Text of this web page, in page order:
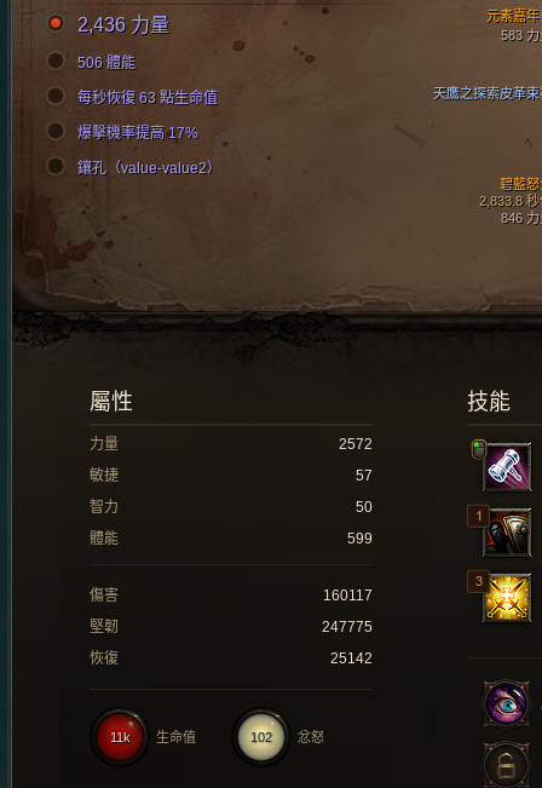
天鷹之探索皮革束
碧藍怒
2,833.8 秒
846 力
元素嘉年
583 力
2,436 力量
506 體能
每秒恢復 63 點生命值
爆擊機率提高 17%
鑲孔（value-value2）
技能
屬性
力量
2572
敏捷
57
智力
50
體能
599
傷害
160117
堅韌
247775
恢復
25142
102 忿怒
11k 生命值